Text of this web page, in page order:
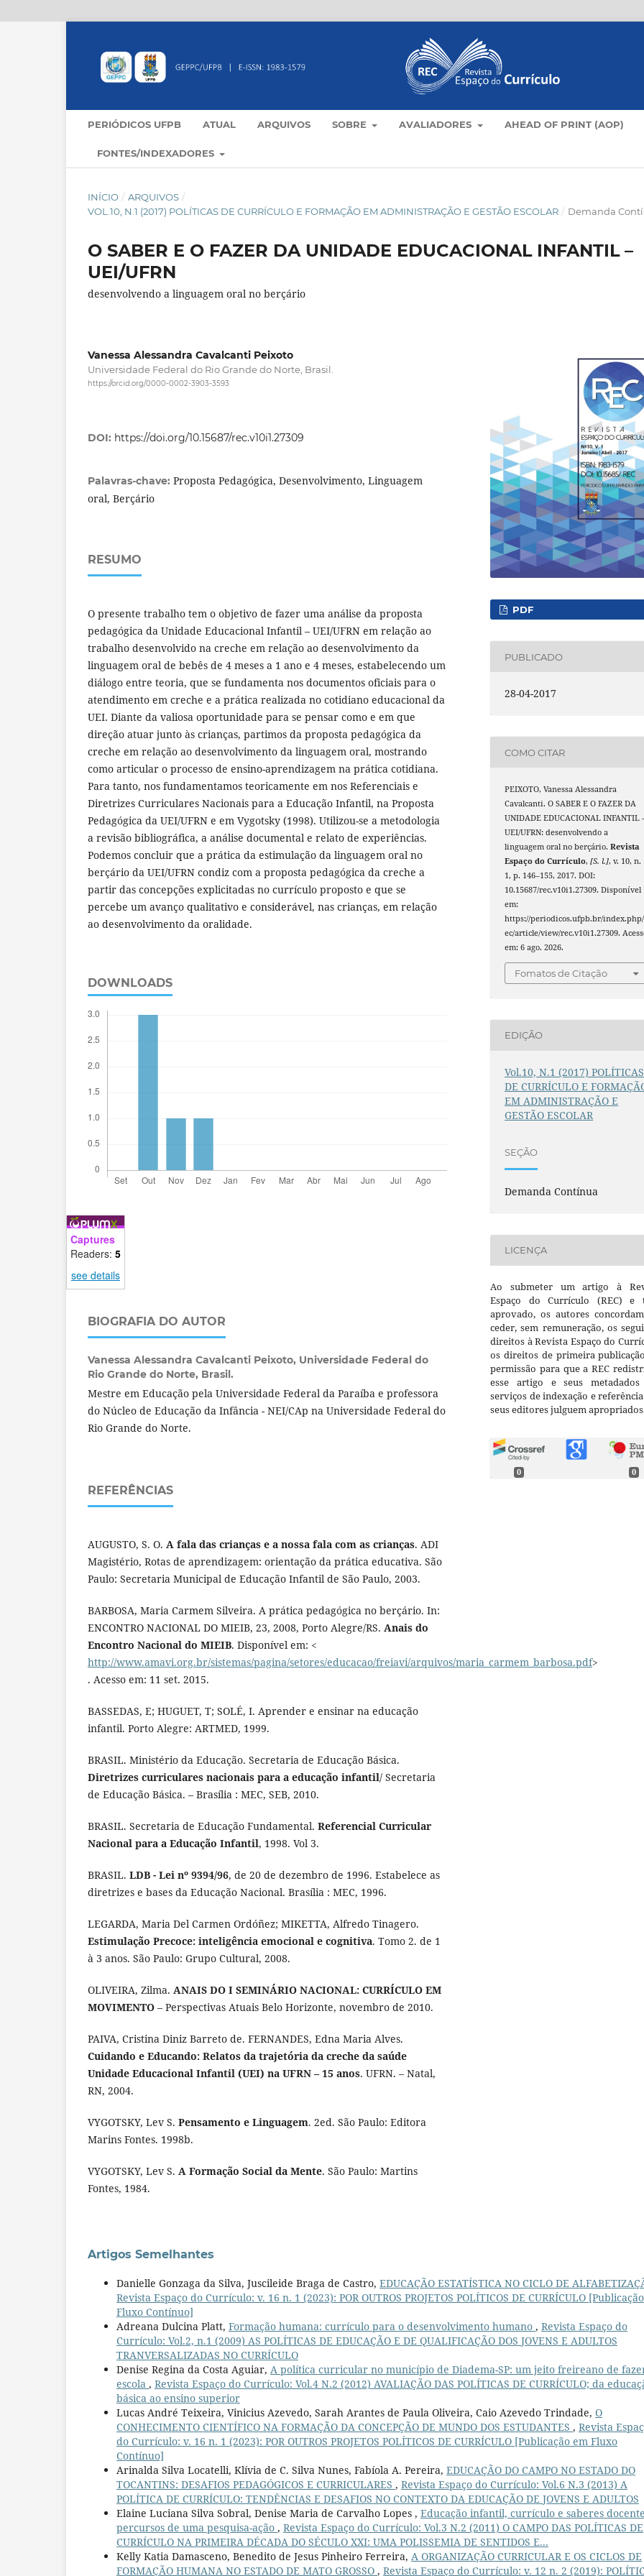
PERIÓDICOS UFPB ATUAL ARQUIVOS SOBRE AVALIADORES AHEAD OF PRINT (AOP)
FONTES/INDEXADORES
INÍCIO / ARQUIVOS /
VOL.10, N.1 (2017) POLÍTICAS DE CURRÍCULO E FORMAÇÃO EM ADMINISTRAÇÃO E GESTÃO ESCOLAR / Demanda
O SABER E O FAZER DA UNIDADE EDUCACIONAL INFANTIL –
UEI/UFRN
desenvolvendo a linguagem oral no berçário
Vanessa Alessandra Cavalcanti Peixoto
Universidade Federal do Rio Grande do Norte, Brasil.
https://orcid.org/0000-0002-3903-3593
DOI: https://doi.org/10.15687/rec.v10i1.27309
Palavras-chave: Proposta Pedagógica, Desenvolvimento, Linguagem
oral, Berçário
RESUMO
O presente trabalho tem o objetivo de fazer uma análise da proposta
pedagógica da Unidade Educacional Infantil – UEI/UFRN em relação ao
trabalho desenvolvido na creche em relação ao desenvolvimento da
linguagem oral de bebês de 4 meses a 1 ano e 4 meses, estabelecendo um
diálogo entre teoria, que se fundamenta nos documentos oficiais para o
atendimento em creche e a prática realizada no cotidiano educacional da
UEI. Diante da valiosa oportunidade para se pensar como e em que
direção atuar junto às crianças, partimos da proposta pedagógica da
creche em relação ao desenvolvimento da linguagem oral, mostrando
como articular o processo de ensino-aprendizagem na prática cotidiana.
Para tanto, nos fundamentamos teoricamente em nos Referenciais e
Diretrizes Curriculares Nacionais para a Educação Infantil, na Proposta
Pedagógica da UEI/UFRN e em Vygotsky (1998). Utilizou-se a metodologia
a revisão bibliográfica, a análise documental e relato de experiências.
Podemos concluir que a prática da estimulação da linguagem oral no
berçário da UEI/UFRN condiz com a proposta pedagógica da creche a
partir das concepções explicitadas no currículo proposto e que se
percebe um avanço qualitativo e considerável, nas crianças, em relação
ao desenvolvimento da oralidade.
DOWNLOADS
Captures
Readers: 5
see details
BIOGRAFIA DO AUTOR
Vanessa Alessandra Cavalcanti Peixoto, Universidade Federal do
Rio Grande do Norte, Brasil.
Mestre em Educação pela Universidade Federal da Paraíba e professora
do Núcleo de Educação da Infância - NEI/CAp na Universidade Federal do
Rio Grande do Norte.
REFERÊNCIAS
AUGUSTO, S. O. A fala das crianças e a nossa fala com as crianças. ADI
Magistério, Rotas de aprendizagem: orientação da prática educativa. São
Paulo: Secretaria Municipal de Educação Infantil de São Paulo, 2003.
BARBOSA, Maria Carmem Silveira. A prática pedagógica no berçário. In:
ENCONTRO NACIONAL DO MIEIB, 23, 2008, Porto Alegre/RS. Anais do
Encontro Nacional do MIEIB. Disponível em: <
http://www.amavi.org.br/sistemas/pagina/setores/educacao/freiavi/arquivos/maria_carmem_barbosa.pdf>
. Acesso em: 11 set. 2015.
BASSEDAS, E; HUGUET, T; SOLÉ, I. Aprender e ensinar na educação
infantil. Porto Alegre: ARTMED, 1999.
BRASIL. Ministério da Educação. Secretaria de Educação Básica.
Diretrizes curriculares nacionais para a educação infantil/ Secretaria
de Educação Básica. – Brasília : MEC, SEB, 2010.
BRASIL. Secretaria de Educação Fundamental. Referencial Curricular
Nacional para a Educação Infantil, 1998. Vol 3.
BRASIL. LDB - Lei nº 9394/96, de 20 de dezembro de 1996. Estabelece as
diretrizes e bases da Educação Nacional. Brasília : MEC, 1996.
LEGARDA, Maria Del Carmen Ordóñez; MIKETTA, Alfredo Tinagero.
Estimulação Precoce: inteligência emocional e cognitiva. Tomo 2. de 1
à 3 anos. São Paulo: Grupo Cultural, 2008.
OLIVEIRA, Zilma. ANAIS DO I SEMINÁRIO NACIONAL: CURRÍCULO EM
MOVIMENTO – Perspectivas Atuais Belo Horizonte, novembro de 2010.
PAIVA, Cristina Diniz Barreto de. FERNANDES, Edna Maria Alves.
Cuidando e Educando: Relatos da trajetória da creche da saúde
Unidade Educacional Infantil (UEI) na UFRN – 15 anos. UFRN. – Natal,
RN, 2004.
VYGOTSKY, Lev S. Pensamento e Linguagem. 2ed. São Paulo: Editora
Marins Fontes. 1998b.
VYGOTSKY, Lev S. A Formação Social da Mente. São Paulo: Martins
Fontes, 1984.
PDF
PUBLICADO
28-04-2017
COMO CITAR
PEIXOTO, Vanessa Alessandra
Cavalcanti. O SABER E O FAZER DA
UNIDADE EDUCACIONAL INFANTIL
UEI/UFRN: desenvolvendo a
linguagem oral no berçário.Revista
Espaço do Currículo,[S. l.], v. 10, n.
1, p. 146–155, 2017. DOI:
10.15687/rec.v10i1.27309. Disponível
em:
https://periodicos.ufpb.br/
ec/article/view/rec.v10i1.27309.
em: 6 ago. 2026.
Fomatos de Citação
EDIÇÃO
Vol.10, N.1 (2017) POLÍTICAS
DE CURRÍCULO E
EM ADMINISTRAÇÃO E
GESTÃO ESCOLAR
SEÇÃO
Demanda Contínua
LICENÇA
Ao submeter um artigo à
Espaço do Currículo (REC) e
aprovado, os autores
ceder, sem remuneração, os
direitos à Revista Espaço do
os direitos de primeira
permissão para que a REC
esse artigo e seus metadados
serviços de indexação e
seus editores julguem
0 0
Artigos Semelhantes
Danielle Gonzaga da Silva, Juscileide Braga de Castro, EDUCAÇÃO ESTATÍSTICA NO CICLO DE
Revista Espaço do Currículo: v. 16 n. 1 (2023): POR OUTROS PROJETOS POLÍTICOS DE CURRÍCULO
Fluxo Contínuo]
Adreana Dulcina Platt, Formação humana: currículo para o desenvolvimento humano , Revista Espaço do
Currículo: Vol.2, n.1 (2009) AS POLÍTICAS DE EDUCAÇÃO E DE QUALIFICAÇÃO DOS JOVENS E ADULTOS
TRANVERSALIZADAS NO CURRÍCULO
Denise Regina da Costa Aguiar, A política curricular no município de Diadema-SP: um jeito freireano de
escola , Revista Espaço do Currículo: Vol.4 N.2 (2012) AVALIAÇÃO DAS POLÍTICAS DE CURRÍCULO; da
básica ao ensino superior
Lucas André Teixeira, Vinicius Azevedo, Sarah Arantes de Paula Oliveira, Caio Azevedo Trindade, O
CONHECIMENTO CIENTÍFICO NA FORMAÇÃO DA CONCEPÇÃO DE MUNDO DOS ESTUDANTES , Revista
do Currículo: v. 16 n. 1 (2023): POR OUTROS PROJETOS POLÍTICOS DE CURRÍCULO [Publicação em Fluxo
Contínuo]
Arinalda Silva Locatelli, Klívia de C. Silva Nunes, Fabíola A. Pereira, EDUCAÇÃO DO CAMPO NO ESTADO DO
TOCANTINS: DESAFIOS PEDAGÓGICOS E CURRICULARES , Revista Espaço do Currículo: Vol.6 N.3 (2013) A
POLÍTICA DE CURRÍCULO: TENDÊNCIAS E DESAFIOS NO CONTEXTO DA EDUCAÇÃO DE JOVENS E ADULTOS
Elaine Luciana Silva Sobral, Denise Maria de Carvalho Lopes , Educação infantil, currículo e saberes
percursos de uma pesquisa-ação , Revista Espaço do Currículo: Vol.3 N.2 (2011) O CAMPO DAS POLÍTICAS DE
CURRÍCULO NA PRIMEIRA DÉCADA DO SÉCULO XXI: UMA POLISSEMIA DE SENTIDOS E...
Kelly Katia Damasceno, Benedito de Jesus Pinheiro Ferreira, A ORGANIZAÇÃO CURRICULAR E OS CICLOS DE
FORMAÇÃO HUMANA NO ESTADO DE MATO GROSSO , Revista Espaço do Currículo: v. 12 n. 2 (2019):